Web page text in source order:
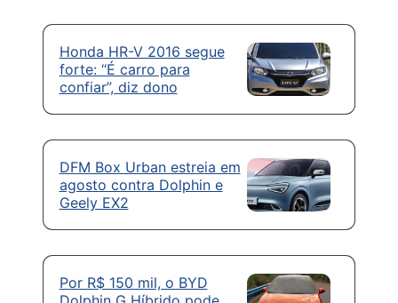
Honda HR-V 2016 segue
forte: “É carro para
confiar”, diz dono
DFM Box Urban estreia em
agosto contra Dolphin e
Geely EX2
Por R$ 150 mil, o BYD